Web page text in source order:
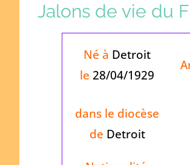
Jalons de vie du
Né à Detroit
le 28/04/1929
dans le diocèse
de Detroit